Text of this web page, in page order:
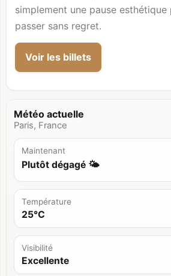
simplement une pause esthétique
passer sans regret.
Voir les billets
Météo actuelle
Paris, France
Maintenant
Plutôt dégagé 🌤️
Température
25°C
Visibilité
Excellente